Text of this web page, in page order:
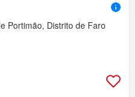
Portimão, Distrito de Faro